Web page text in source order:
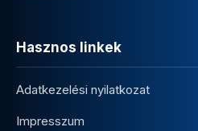
Hasznos linkek
Adatkezelési nyilatkozat
Impresszum